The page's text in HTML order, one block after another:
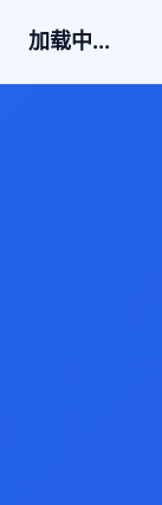
加载中...